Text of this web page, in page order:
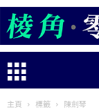
主頁 標籤 陳劍琴